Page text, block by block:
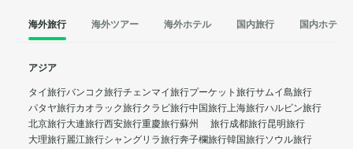
海外旅行 海外ツアー 海外ホテル 国内旅行 国内ホテル
アジア
タイ旅行バンコク旅行チェンマイ旅行プーケット旅行サムイ島旅行
パタヤ旅行カオラック旅行クラビ旅行中国旅行上海旅行ハルビン旅行
北京旅行大連旅行西安旅行重慶旅行蘇州 旅行成都旅行昆明旅行
大理旅行麗江旅行シャングリラ旅行奔子欄旅行韓国旅行ソウル旅行